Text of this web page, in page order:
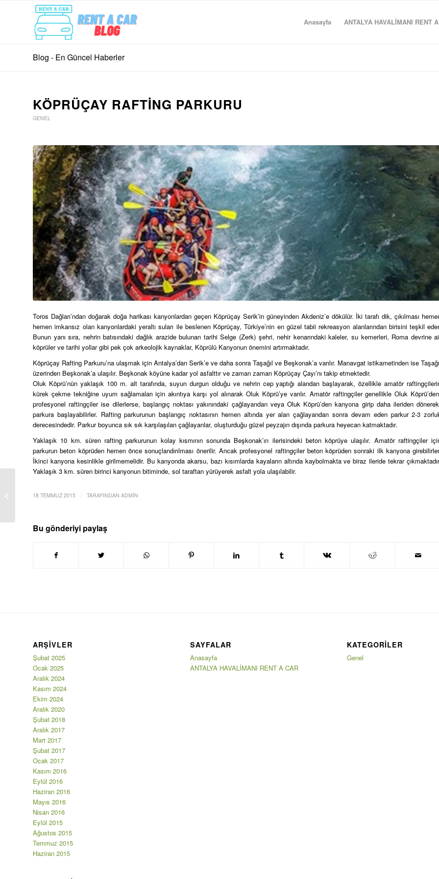
Anasayfa ANTALYA HAVALİMANI RENT
Blog - En Güncel Haberler
KÖPRÜÇAY RAFTING PARKURU
GENEL
Toros Dağları’ndan doğarak doğa harikası kanyonlardan geçen Köprüçay Serik’in güneyinden Akdeniz’e dökülür. İki tarafı dik, çıkılması
hemen imkansız olan kanyonlardaki yeraltı suları ile beslenen Köprüçay, Türkiye’nin en güzel tabii rekreasyon alanlarından birisini teşkil
Bunun yanı sıra, nehrin batısındaki dağlık arazide bulunan tarihi Selge (Zerk) şehri, nehir kenarındaki kaleler, su kemerleri, Roma devrine
köprüler ve tarihi yollar gibi pek çok arkeolojik kaynaklar, Köprülü Kanyonun önemini artırmaktadır.
Köprüçay Rafting Parkuru’na ulaşmak için Antalya’dan Serik’e ve daha sonra Taşağıl ve Beşkonak’a varılır. Manavgat istikametinden ise
üzerinden Beşkonak’a ulaşılır. Beşkonak köyüne kadar yol asfalttır ve zaman zaman Köprüçay Çayı’nı takip etmektedir.
Oluk Köprü’nün yaklaşık 100 m. alt tarafında, suyun durgun olduğu ve nehrin cep yaptığı alandan başlayarak, özellikle amatör
kürek çekme tekniğine uyum sağlamaları için akıntıya karşı yol alınarak Oluk Köprü’ye varılır. Amatör raftingçiler genellikle Oluk
profesyonel raftingçiler ise dilerlerse, başlangıç noktası yakınındaki çağlayandan veya Oluk Köprü’den kanyona girip daha ileriden
parkura başlayabilirler. Rafting parkurunun başlangıç noktasının hemen altında yer alan çağlayandan sonra devam eden parkur 2-3
derecesindedir. Parkur boyunca sık sık karşılaşılan çağlayanlar, oluşturduğu güzel peyzajın dışında parkura heyecan katmaktadır.
Yaklaşık 10 km. süren rafting parkurunun kolay kısmının sonunda Beşkonak’ın ilerisindeki beton köprüye ulaşılır. Amatör raftingçiler
parkurun beton köprüden hemen önce sonuçlandırılması önerilir. Ancak profesyonel raftingçiler beton köprüden sonraki ilk kanyona
İkinci kanyona kesinlikle girilmemelidir. Bu kanyonda akarsu, bazı kısımlarda kayaların altında kaybolmakta ve biraz ileride tekrar
Yaklaşık 3 km. süren birinci kanyonun bitiminde, sol taraftan yürüyerek asfalt yola ulaşılabilir.
18 TEMMUZ 2015 TARAFINDAN ADMIN
Bu gönderiyi paylaş
ARŞIVLER
Şubat 2025
Ocak 2025
Aralık 2024
Kasım 2024
Ekim 2024
Aralık 2020
Şubat 2018
Aralık 2017
Mart 2017
Şubat 2017
Ocak 2017
Kasım 2016
Eylül 2016
Haziran 2016
Mayıs 2016
Nisan 2016
Eylül 2015
Ağustos 2015
Temmuz 2015
Haziran 2015
SAYFALAR
Anasayfa
ANTALYA HAVALİMANI RENT A CAR
KATEGORILER
Genel
Yapılacak Yerler